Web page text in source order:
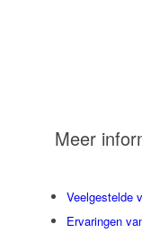
Meer
Veelgestelde
Ervaringen